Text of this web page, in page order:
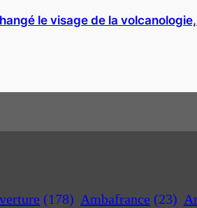
le visage de la volcanologie,
(178) Ambafrance (23)